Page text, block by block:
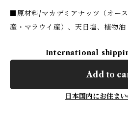
■原材料/マカデミアナッツ（オー
産・マラウイ産）、天日塩、植物油
International
Add to
日本国内にお住ま